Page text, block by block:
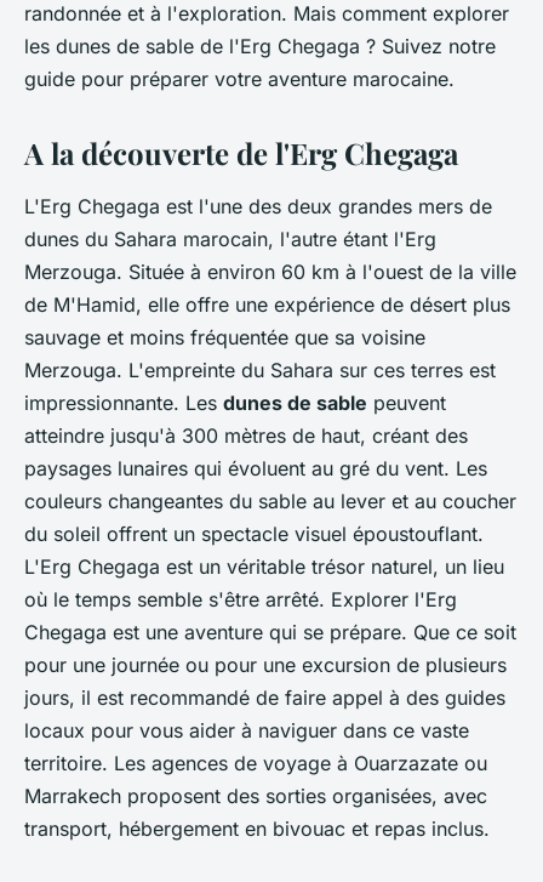
randonnée et à l'exploration. Mais comment explorer
les dunes de sable de l'Erg Chegaga ? Suivez notre
guide pour préparer votre aventure marocaine.
A la découverte de l'Erg Chegaga
L'Erg Chegaga est l'une des deux grandes mers de
dunes du Sahara marocain, l'autre étant l'Erg
Merzouga. Située à environ 60 km à l'ouest de la ville
de M'Hamid, elle offre une expérience de désert plus
sauvage et moins fréquentée que sa voisine
Merzouga. L'empreinte du Sahara sur ces terres est
impressionnante. Les dunes de sable peuvent
atteindre jusqu'à 300 mètres de haut, créant des
paysages lunaires qui évoluent au gré du vent. Les
couleurs changeantes du sable au lever et au coucher
du soleil offrent un spectacle visuel époustouflant.
L'Erg Chegaga est un véritable trésor naturel, un lieu
où le temps semble s'être arrêté. Explorer l'Erg
Chegaga est une aventure qui se prépare. Que ce soit
pour une journée ou pour une excursion de plusieurs
jours, il est recommandé de faire appel à des guides
locaux pour vous aider à naviguer dans ce vaste
territoire. Les agences de voyage à Ouarzazate ou
Marrakech proposent des sorties organisées, avec
transport, hébergement en bivouac et repas inclus.